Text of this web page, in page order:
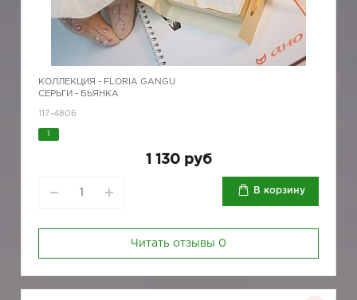
КОЛЛЕКЦИЯ - FLORIA GANGU
СЕРЬГИ - БЬЯНКА
117-4806
1 130 руб
В корзину
Читать отзывы 0